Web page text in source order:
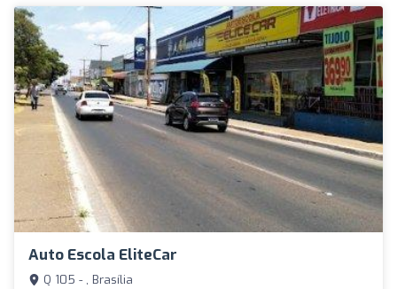
Auto Escola EliteCar
Q 105 - , Brasília